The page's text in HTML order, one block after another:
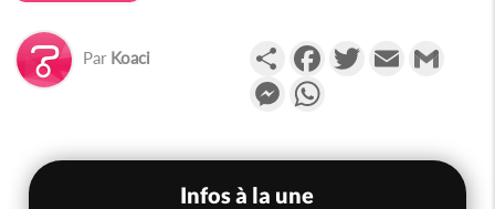
Par Koaci PartagerFacebookTwitterEmail
Messenger
Infos à la une